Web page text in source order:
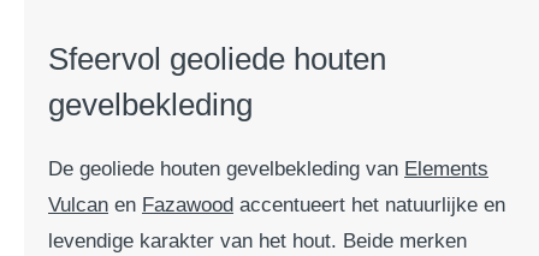
Sfeervol geoliede houten
gevelbekleding
De geoliede houten gevelbekleding van Elements
Vulcan en Fazawood accentueert het natuurlijke en
levendige karakter van het hout. Beide merken